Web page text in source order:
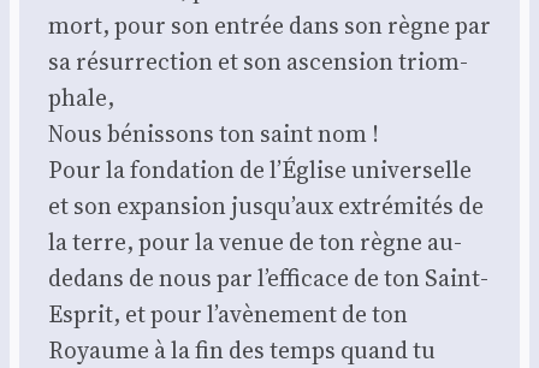
mort, pour son entrée dans son règne par
sa résur­rec­tion et son ascen­sion triom­
phale,
Nous bénis­sons ton saint nom !
Pour la fon­da­tion de l’É­glise uni­ver­selle
et son expan­sion jus­qu’aux extré­mi­tés de
la terre, pour la venue de ton règne au-
dedans de nous par l’ef­fi­cace de ton Saint-
Esprit, et pour l’a­vè­ne­ment de ton
Royaume à la fin des temps quand tu